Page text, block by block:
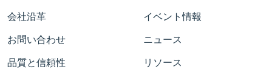
会社沿革
お問い合わせ
品質と信頼性
イベント情報
ニュース
リソース